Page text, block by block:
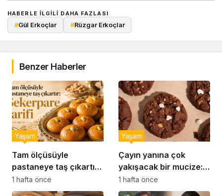
HABERLE ILGILI DAHA FAZLASI
#Gül Erkoçlar #Rüzgar Erkoçlar
Benzer Haberler
Tam ölçüsüyle
pastaneye taş çıkartır:
Şekerpare tarifi
Yaşam
1 hafta önce
Çayın yanına çok
yakışacak bir mucize:
Brownie tadında ıslak
kurabiye tarifi…
Yaşam
1 hafta önce